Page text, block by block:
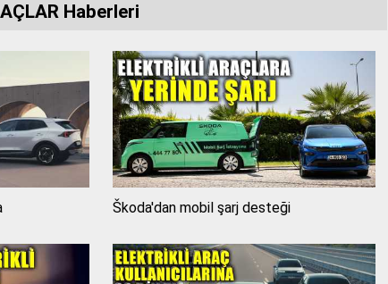
Haberleri
Škoda'dan mobil şarj desteği